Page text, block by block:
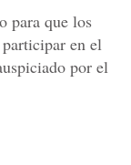
para que los
en el
por el